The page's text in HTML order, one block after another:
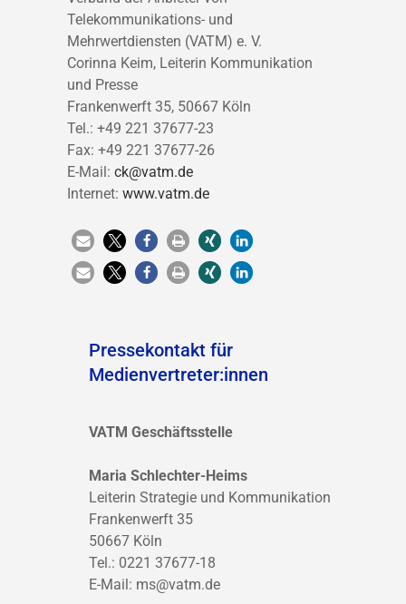
Telekommunikations- und
Mehrwertdiensten (VATM) e. V.
Corinna Keim, Leiterin Kommunikation
und Presse
Frankenwerft 35, 50667 Köln
Tel.: +49 221 37677-23
Fax: +49 221 37677-26
E-Mail: ck@vatm.de
Internet: www.vatm.de
Pressekontakt für
Medienvertreter:innen
VATM Geschäftsstelle
Maria Schlechter-Heims
Leiterin Strategie und Kommunikation
Frankenwerft 35
50667 Köln
Tel.: 0221 37677-18
E-Mail: ms@vatm.de